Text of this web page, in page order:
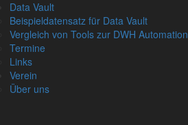
Data Vault
Beispieldatensatz für Data Vault
Vergleich von Tools zur DWH Automation
Termine
Links
Verein
Über uns